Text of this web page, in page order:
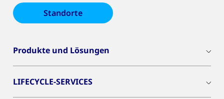
Standorte
Produkte und Lösungen
LIFECYCLE-SERVICES